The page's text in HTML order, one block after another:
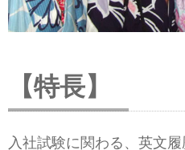
【特長】
入社試験に関わる、英文